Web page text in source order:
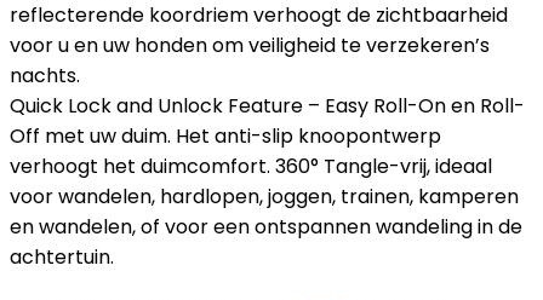
reflecterende koordriem verhoogt de zichtbaarheid
voor u en uw honden om veiligheid te verzekeren’s
nachts.
Quick Lock and Unlock Feature – Easy Roll-On en Roll-
Off met uw duim. Het anti-slip knoopontwerp
verhoogt het duimcomfort. 360° Tangle-vrij, ideaal
voor wandelen, hardlopen, joggen, trainen, kamperen
en wandelen, of voor een ontspannen wandeling in de
achtertuin.